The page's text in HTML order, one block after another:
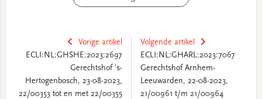
Vorige artikel
ECLI:NL:GHSHE:2023:2697
Gerechtshof 's-
Hertogenbosch, 23-08-2023,
22/00353 tot en met 22/00355
Volgende artikel
ECLI:NL:GHARL:2023:7067
Gerechtshof Arnhem-
Leeuwarden, 22-08-2023,
21/00961 t/m 21/00964